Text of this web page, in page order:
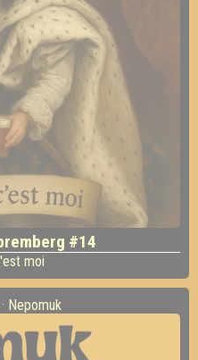
#14
moi
Nepomuk